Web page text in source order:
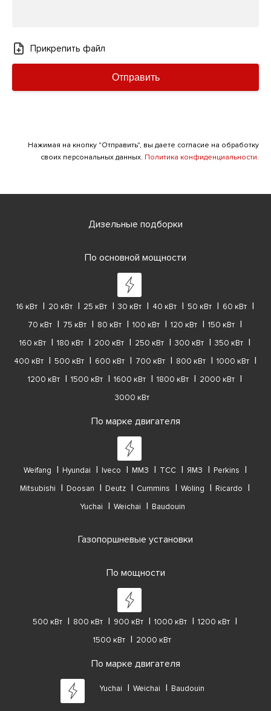
Прикрепить файл
Отправить
Нажимая на кнопку "Отправить", вы даете согласие на обработку
своих персональных данных. Политика конфиденциальности.
Дизельные подборки
По основной мощности
16 кВт 20 кВт 25 кВт 30 кВт 40 кВт 50 кВт
60 кВт
70 кВт
75 кВт 80 кВт 100 кВт 120 кВт
150 кВт
160 кВт
180 кВт 200 кВт 250 кВт 300 кВт
350 кВт
400 кВт
500 кВт 600 кВт 700 кВт 800 кВт
1000 кВт
1200 кВт
1500 кВт 1600 кВт 1800 кВт
2000 кВт
3000 кВт
По марке двигателя
Weifang Hyundai Iveco ММЗ ТСС ЯМЗ
Perkins
Mitsubishi
Doosan Deutz Cummins Woling
Ricardo
Yuchai
Weichai Baudouin
Газопоршневые установки
По мощности
500 кВт 800 кВт 900 кВт 1000 кВт
1200 кВт
1500 кВт
2000 кВт
По марке двигателя
Yuchai Weichai Baudouin